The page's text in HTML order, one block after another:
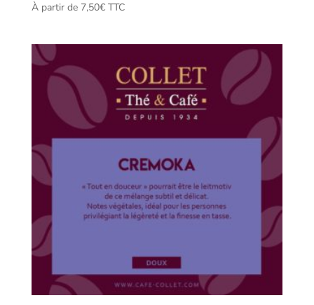
Note
5.00
À partir de 7,50€ TTC